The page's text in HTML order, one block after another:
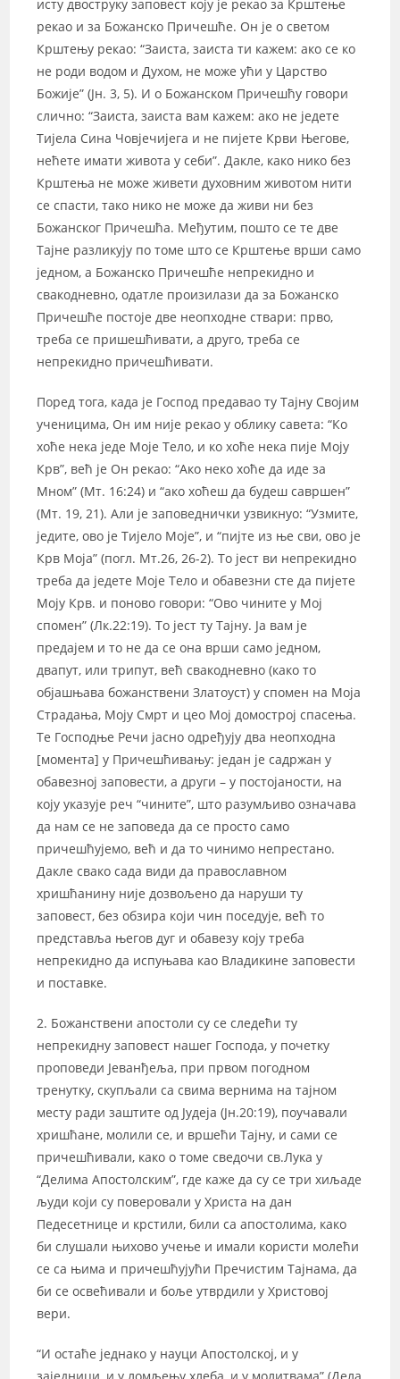
исту двоструку заповест коју је рекао за Крштење
рекао и за Божанско Причешће. Он је о светом
Крштењу рекао: “Заиста, заиста ти кажем: ако се ко
не роди водом и Духом, не може ући у Царство
Божије” (Јн. 3, 5). И о Божанском Причешћу говори
слично: “Заиста, заиста вам кажем: ако не једете
Тијела Сина Човјечијега и не пијете Крви Његове,
нећете имати живота у себи”. Дакле, како нико без
Крштења не може живети духовним животом нити
се спасти, тако нико не може да живи ни без
Божанског Причешћа. Међутим, пошто се те две
Тајне разликују по томе што се Крштење врши само
једном, а Божанско Причешће непрекидно и
свакодневно, одатле произилази да за Божанско
Причешће постоје две неопходне ствари: прво,
треба се пришешћивати, а друго, треба се
непрекидно причешћивати.
Поред тога, када је Господ предавао ту Тајну Својим
ученицима, Он им није рекао у облику савета: “Ко
хоће нека једе Моје Тело, и ко хоће нека пије Моју
Крв”, већ је Он рекао: “Ако неко хоће да иде за
Мном” (Мт. 16:24) и “ако хоћеш да будеш савршен”
(Мт. 19, 21). Али је заповеднички узвикнуо: “Узмите,
једите, ово је Тијело Моје”, и “пијте из ње сви, ово је
Крв Моја” (погл. Мт.26, 26-2). То јест ви непрекидно
треба да једете Моје Тело и обавезни сте да пијете
Моју Крв. и поново говори: “Ово чините у Мој
спомен” (Лк.22:19). То јест ту Тајну. Ја вам је
предајем и то не да се она врши само једном,
двапут, или трипут, већ свакодневно (како то
објашњава божанствени Златоуст) у спомен на Моја
Страдања, Моју Смрт и цео Мој домострој спасења.
Те Господње Речи јасно одређују два неопходна
[момента] у Причешћивању: један је садржан у
обавезној заповести, а други – у постојаности, на
коју указује реч “чините”, што разумљиво означава
да нам се не заповеда да се просто само
причешћујемо, већ и да то чинимо непрестано.
Дакле свако сада види да православном
хришћанину није дозвољено да наруши ту
заповест, без обзира који чин поседује, већ то
представља његов дуг и обавезу коју треба
непрекидно да испуњава као Владикине заповести
и поставке.
2. Божанствени апостоли су се следећи ту
непрекидну заповест нашег Господа, у почетку
проповеди Јеванђеља, при првом погодном
тренутку, скупљали са свима вернима на тајном
месту ради заштите од Јудеја (Јн.20:19), поучавали
хришћане, молили се, и вршећи Тајну, и сами се
причешћивали, како о томе сведочи св.Лука у
“Делима Апостолским”, где каже да су се три хиљаде
људи који су поверовали у Христа на дан
Педесетнице и крстили, били са апостолима, како
би слушали њихово учење и имали користи молећи
се са њима и причешћујући Пречистим Тајнама, да
би се освећивали и боље утврдили у Христовој
вери.
“И остаће једнако у науци Апостолској, и у